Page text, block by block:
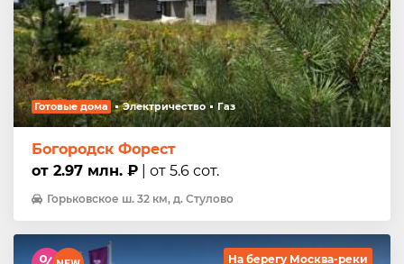
Готовые дома Электричество Газ
Богородск Форест
от 2.97 млн. ₽ | от 5.6 сот.
Горьковское ш. 32 км, д. Стулово
На берегу Москва-реки